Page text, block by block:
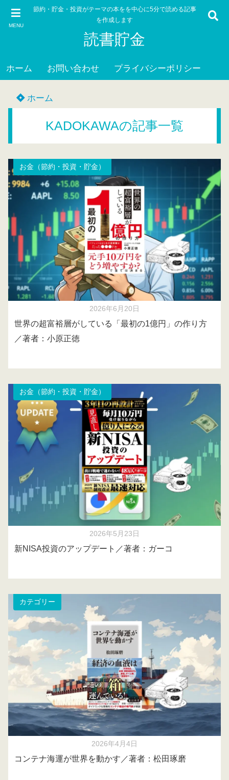
MENU
節約・貯金・投資がテーマの本をを中心に5分で読める記事
を作成します
読書貯金
ホーム お問い合わせ プライバシーポリシー
ホーム
KADOKAWAの記事一覧
お金（節約・投資・貯金）
2026年6月20日
世界の超富裕層がしている「最初の1億円」の作り方
／著者：小原正徳
お金（節約・投資・貯金）
2026年5月23日
新NISA投資のアップデート／著者：ガーコ
カテゴリー
2026年4月4日
コンテナ海運が世界を動かす／著者：松田琢磨